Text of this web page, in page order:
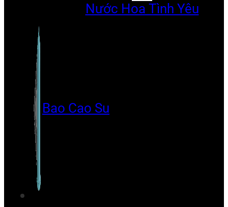
Nước Hoa Tình Yêu
Bao Cao Su